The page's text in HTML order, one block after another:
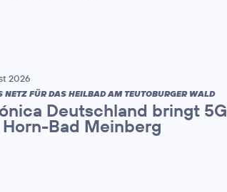
2026
NETZ FÜR DAS HEILBAD AM TEUTOBURGER WALD
Deutschland bringt 5G
Bad Meinberg